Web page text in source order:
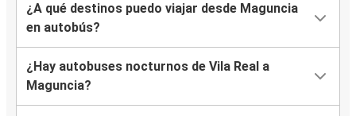
¿A qué destinos puedo viajar desde Maguncia
en autobús?
¿Hay autobuses nocturnos de Vila Real a
Maguncia?